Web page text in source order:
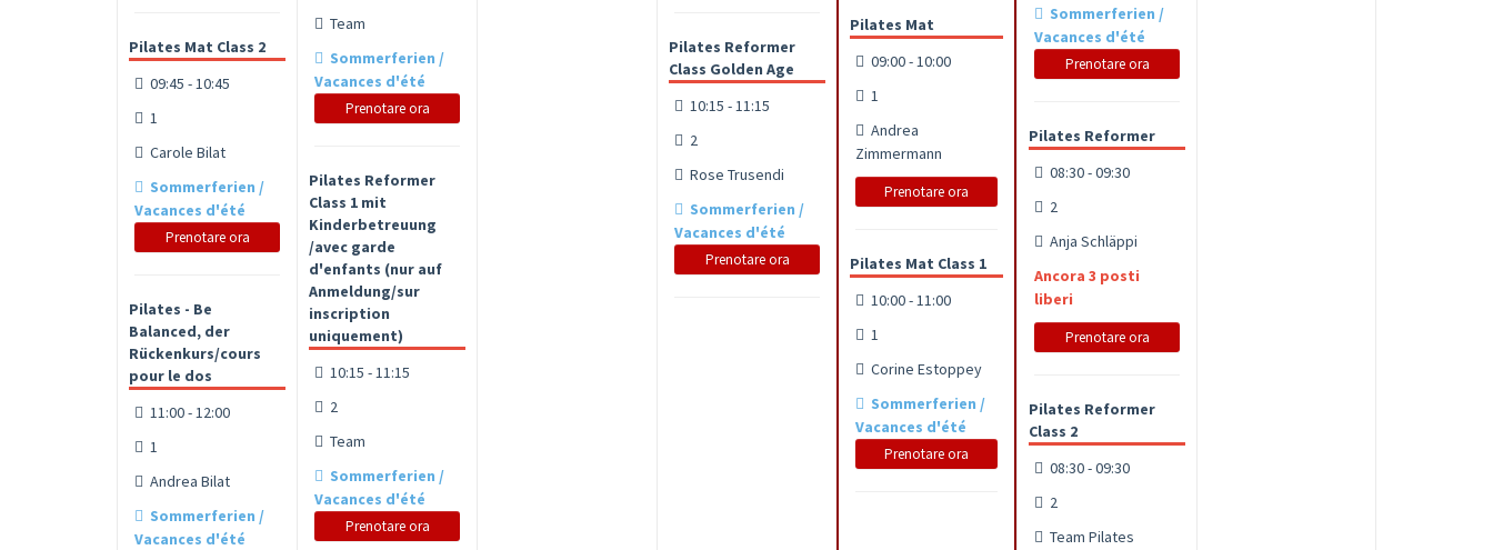
Pilates Mat Class 2
09:45 - 10:45
1
Carole Bilat
Sommerferien /
Vacances d'été
Prenotare ora
Pilates - Be
Balanced, der
Rückenkurs/cours
pour le dos
11:00 - 12:00
1
Andrea Bilat
Sommerferien /
Vacances d'été
Team
Sommerferien /
Vacances d'été
Prenotare ora
Pilates Reformer
Class 1 mit
Kinderbetreuung
/avec garde
d'enfants (nur auf
Anmeldung/sur
inscription
uniquement)
10:15 - 11:15
2
Team
Sommerferien /
Vacances d'été
Prenotare ora
Pilates Reformer
Class Golden Age
10:15 - 11:15
2
Rose Trusendi
Sommerferien /
Vacances d'été
Prenotare ora
Pilates Mat
09:00 - 10:00
1
Andrea
Zimmermann
Prenotare ora
Pilates Mat Class 1
10:00 - 11:00
1
Corine Estoppey
Sommerferien /
Vacances d'été
Prenotare ora
Sommerferien /
Vacances d'été
Prenotare ora
Pilates Reformer
08:30 - 09:30
2
Anja Schläppi
Ancora 3 posti
liberi
Prenotare ora
Pilates Reformer
Class 2
08:30 - 09:30
2
Team Pilates